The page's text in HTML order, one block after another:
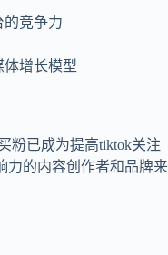
的竞争力
体增长模型
粉已成为提高tiktok关注
力的内容创作者和品牌来